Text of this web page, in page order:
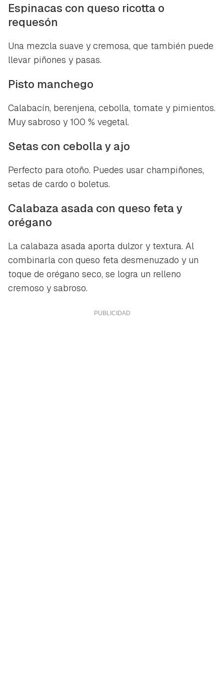
Espinacas con queso ricotta o
requesón
Una mezcla suave y cremosa, que también puede
llevar piñones y pasas.
Pisto manchego
Calabacín, berenjena, cebolla, tomate y pimientos.
Muy sabroso y 100 % vegetal.
Setas con cebolla y ajo
Perfecto para otoño. Puedes usar champiñones,
setas de cardo o boletus.
Calabaza asada con queso feta y
orégano
La calabaza asada aporta dulzor y textura. Al
combinarla con queso feta desmenuzado y un
toque de orégano seco, se logra un relleno
cremoso y sabroso.